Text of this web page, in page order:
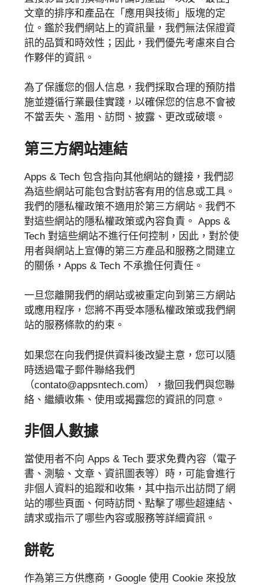
文章的排序和產品在「應用與技術」版塊的定
位。鑑於我們網站上的資訊量，我們無法保證資
訊的品質和時效性；因此，我們優先考慮來自合
作夥伴的資訊。
為了保護您的個人信息，我們採取合理的預防措
施並遵循行業最佳實踐，以確保您的信息不會被
不當丟失、濫用、訪問、披露、更改或破壞。
第三方網站連結
Apps & Tech 包含指向其他網站的鏈接，我們認
為這些網站可能包含對訪客有用的信息或工具。
我們的隱私權政策不適用於第三方網站。我們不
對這些網站的隱私權政策或內容負責。 Apps &
Tech 對這些網站不進行任何控制，因此，對於使
用者與網站上宣傳的第三方產品和服務之間建立
的關係，Apps & Tech 不承擔任何責任。
一旦您離開我們的網站或被重定向到第三方網站
或應用程序，您將不再受本隱私權政策或我們網
站的服務條款的約束。
如果您在向我們提供資料後改變主意，您可以隨
時透過電子郵件聯絡我們
（contato@appsntech.com），撤回我們與您聯
絡、繼續收集、使用或揭露您的資訊的同意。
非個人數據
當使用者不向 Apps & Tech 要求免費內容（電子
書、測驗、文章、資訊圖表等）時，可能會進行
非個人資料的追蹤和收集，其中指示出訪問了網
站的哪些頁面、何時訪問、點擊了哪些超連結、
請求或指示了哪些內容或服務等詳細資訊。
餅乾
作為第三方供應商，Google 使用 Cookie 來投放